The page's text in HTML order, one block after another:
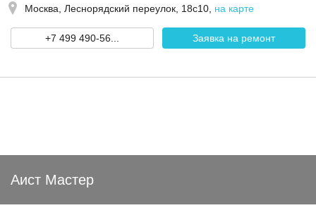
Москва, Леснорядский переулок, 18с10 на карте
+7 499 490-56... Заявка на ремонт
Аист Мастер